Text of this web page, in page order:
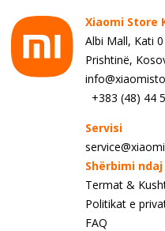
Xiaomi Store
Albi Mall, Kati
Prishtinë,
+383 (48) 44
Servisi
Shërbimi
Termat &
Politikat e
FAQ